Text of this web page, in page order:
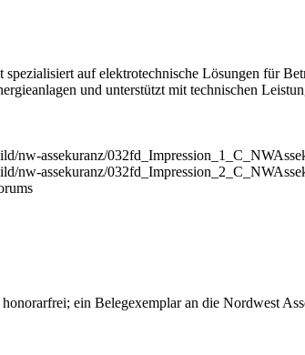
auf elektrotechnische Lösungen für
und unterstützt mit technischen
nw-assekuranz/
nw-assekuranz/
ein Belegexemplar an die Nordwest